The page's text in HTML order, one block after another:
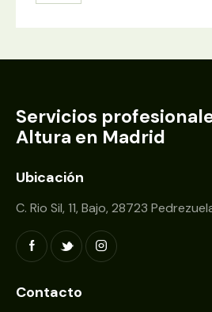
Servicios
Altura en Madrid
Ubicación
C. Rio Sil, 11, Bajo, 28723
Contacto